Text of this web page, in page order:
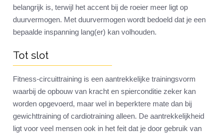
belangrijk is, terwijl het accent bij de roeier meer ligt op
duurvermogen. Met duurvermogen wordt bedoeld dat je een
bepaalde inspanning lang(er) kan volhouden.
Tot slot
Fitness-circuittraining is een aantrekkelijke trainingsvorm
waarbij de opbouw van kracht en spierconditie zeker kan
worden opgevoerd, maar wel in beperktere mate dan bij
gewichttraining of cardiotraining alleen. De aantrekkelijkheid
ligt voor veel mensen ook in het feit dat je door gebruik van